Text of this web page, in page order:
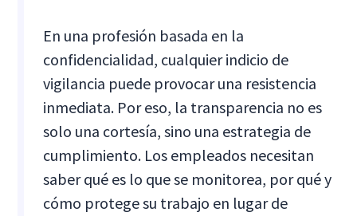
En una profesión basada en la
confidencialidad, cualquier indicio de
vigilancia puede provocar una resistencia
inmediata. Por eso, la transparencia no es
solo una cortesía, sino una estrategia de
cumplimiento. Los empleados necesitan
saber qué es lo que se monitorea, por qué y
cómo protege su trabajo en lugar de